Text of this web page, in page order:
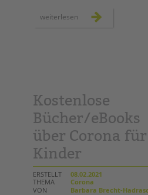
weiterlesen zwei
Kostenlose
Bücher/eBooks
über Corona für
Kinder
ERSTELLT
08.02.2021
THEMA
Corona
VON
Barbara Brecht-